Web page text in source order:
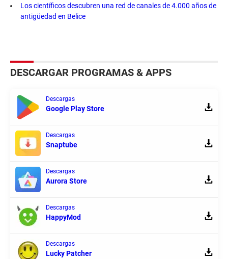
Los científicos descubren una red de canales de 4.000 años de
antigüedad en Belice
DESCARGAR PROGRAMAS & APPS
Descargas
Google Play Store
Descargas
Snaptube
Descargas
Aurora Store
Descargas
HappyMod
Descargas
Lucky Patcher